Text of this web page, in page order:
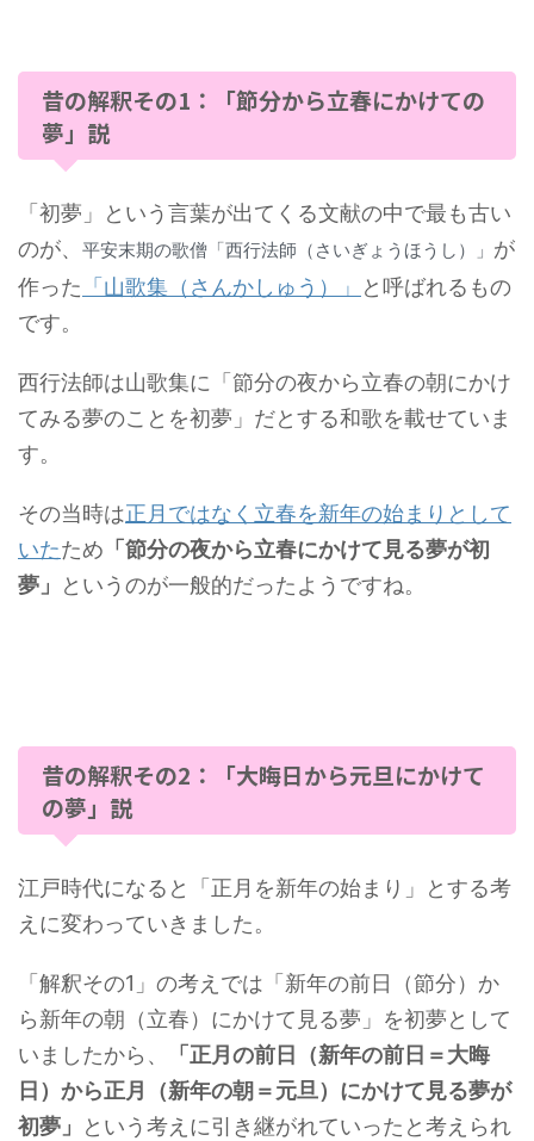
昔の解釈その1：「節分から立春にかけての
夢」説
「初夢」という言葉が出てくる文献の中で最も古い
のが、
平安末期の歌僧「西行法師（さいぎょうほうし）」 が
作った 「山歌集（さんかしゅう）」
と呼ばれるもの
です。
西行法師は山歌集に「節分の夜から立春の朝にかけ
てみる夢のことを初夢」だとする和歌を載せていま
す。
その当時は正月ではなく立春を新年の始まりとして
いたため 「節分の夜から立春にかけて見る夢が初
夢」
というのが一般的だったようですね。
昔の解釈その2：「大晦日から元旦にかけて
の夢」説
江戸時代になると「正月を新年の始まり」とする考
えに変わっていきました。
「解釈その1」の考えでは「新年の前日（節分）か
ら新年の朝（立春）にかけて見る夢」を初夢として
いましたから、
「正月の前日（新年の前日＝大晦
日）から正月（新年の朝＝元旦）にかけて見る夢が
初夢」
という考えに引き継がれていったと考えられ